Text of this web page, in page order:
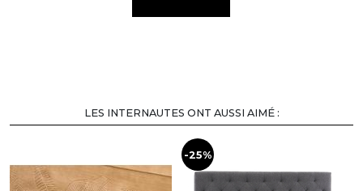
LES INTERNAUTES ONT AUSSI AIMÉ :
-25%